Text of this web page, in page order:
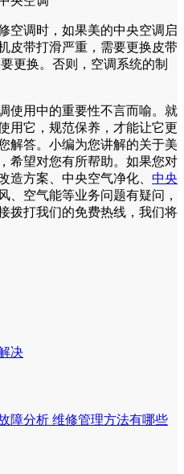
调时，如果美的中央空调启
皮带打滑严重，需要更换皮带
更换。否则，空调系统的制
用中的重要性不言而喻。就
用它，规范保养，才能让它更
解答。小编为您讲解的关于美
希望对您有所帮助。如果您对
造方案、中央空气净化、 中央
、空气能等业务问题有疑问，
拨打我们的免费热线，我们将
决
障分析 维修管理方法有哪些